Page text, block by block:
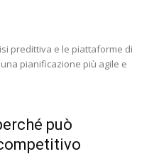
predittiva e le piattaforme di
pianificazione più agile e
può